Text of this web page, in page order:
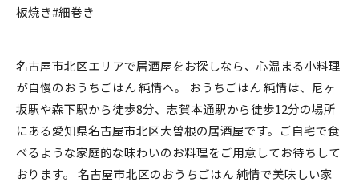
板焼き#細巻き
名古屋市北区エリアで居酒屋をお探しなら、心温まる小料理
が自慢のおうちごはん 純情へ。 おうちごはん 純情は、尼ヶ
坂駅や森下駅から徒歩8分、志賀本通駅から徒歩12分の場所
にある愛知県名古屋市北区大曽根の居酒屋です。ご自宅で食
べるような家庭的な味わいのお料理をご用意してお待ちして
おります。 名古屋市北区のおうちごはん 純情で美味しい家